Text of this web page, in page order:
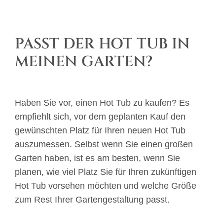
PASST DER HOT TUB IN
MEINEN GARTEN?
Haben Sie vor, einen Hot Tub zu kaufen? Es
empfiehlt sich, vor dem geplanten Kauf den
gewünschten Platz für Ihren neuen Hot Tub
auszumessen. Selbst wenn Sie einen großen
Garten haben, ist es am besten, wenn Sie
planen, wie viel Platz Sie für Ihren zukünftigen
Hot Tub vorsehen möchten und welche Größe
zum Rest Ihrer Gartengestaltung passt.